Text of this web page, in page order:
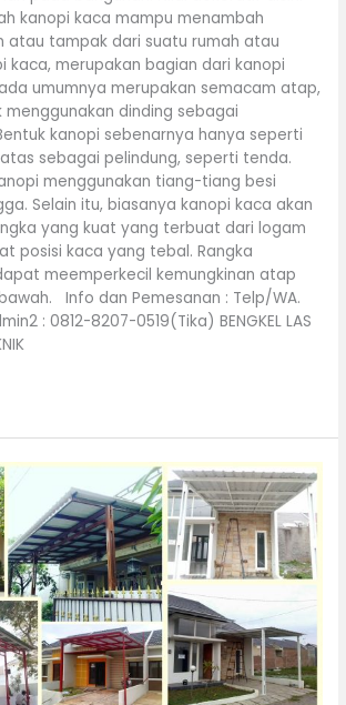
kanopi kaca mampu menambah
atau tampak dari suatu rumah atau
kaca, merupakan bagian dari kanopi
umumnya merupakan semacam atap,
dinding sebagai
kanopi sebenarnya hanya seperti
sebagai pelindung, seperti tenda.
menggunakan tiang-tiang besi
Selain itu, biasanya kanopi kaca akan
yang kuat yang terbuat dari logam
posisi kaca yang tebal. Rangka
meemperkecil kemungkinan atap
Info dan Pemesanan : Telp/WA.
: 0812-8207-0519(Tika) BENGKEL LAS